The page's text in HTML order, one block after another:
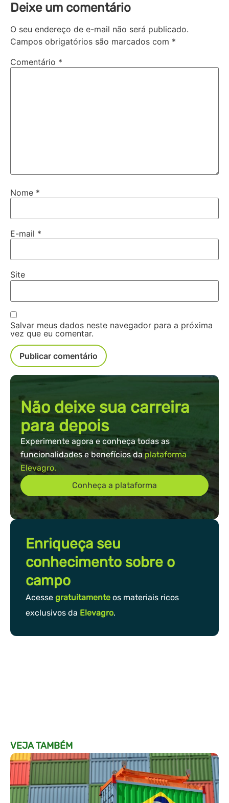
Deixe um comentário
O seu endereço de e-mail não será publicado.
Campos obrigatórios são marcados com *
Comentário *
Nome *
E-mail *
Site
Salvar meus dados neste navegador para a próxima
vez que eu comentar.
Não deixe sua carreira
para depois
Experimente agora e conheça todas as
funcionalidades e benefícios daplataforma
Elevagro.
Conheça a plataforma
Enriqueça seu
conhecimento sobre o
campo
Acesse gratuitamente os materiais ricos
exclusivos da Elevagro.
VEJA TAMBÉM